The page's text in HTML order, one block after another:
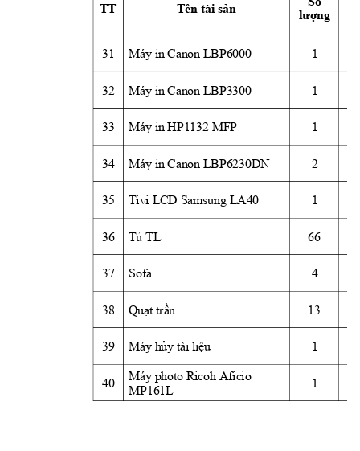
TT Tên tài sản
lượng
31 Máy in Canon LBP6000 1
32 Máy in Canon LBP3300 1
33 Máy in HP1132 MFP 1
34 Máy in Canon LBP6230DN 2
35 Tivi LCD Samsung LA40 1
36 Tủ TL 66
37 Sofa 4
38 Quạt trần 13
39 Máy hủy tài liệu 1
40
Máy photo Ricoh Aficio
MP161L
1